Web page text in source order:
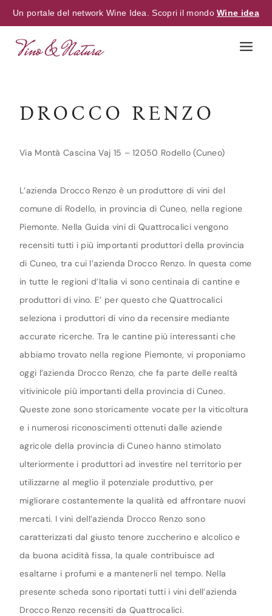
Un portale del network Wine Idea. Scopri il mondoWine idea
DROCCO RENZO
Via Montà Cascina Vaj 15 – 12050 Rodello (Cuneo)
L’azienda Drocco Renzo è un produttore di vini del
comune di Rodello, in provincia di Cuneo, nella regione
Piemonte. Nella Guida vini di Quattrocalici vengono
recensiti tutti i più importanti produttori della provincia
di Cuneo, tra cui l’azienda Drocco Renzo. In questa come
in tutte le regioni d’Italia vi sono centinaia di cantine e
produttori di vino. E’ per questo che Quattrocalici
seleziona i produttori di vino da recensire mediante
accurate ricerche. Tra le cantine più interessanti che
abbiamo trovato nella regione Piemonte, vi proponiamo
oggi l’azienda Drocco Renzo, che fa parte delle realtà
vitivinicole più importanti della provincia di Cuneo.
Queste zone sono storicamente vocate per la viticoltura
e i numerosi riconoscimenti ottenuti dalle aziende
agricole della provincia di Cuneo hanno stimolato
ulteriormente i produttori ad investire nel territorio per
utilizzarne al meglio il potenziale produttivo, per
migliorare costantemente la qualità ed affrontare nuovi
mercati. I vini dell’azienda Drocco Renzo sono
caratterizzati dal giusto tenore zuccherino e alcolico e
da buona acidità fissa, la quale contribuisce ad
esaltarne i profumi e a mantenerli nel tempo. Nella
presente scheda sono riportati tutti i vini dell’azienda
Drocco Renzo recensiti da Quattrocalici.